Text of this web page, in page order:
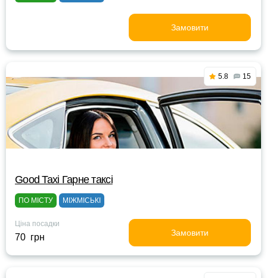
Замовити
5.8 15
Good Taxi Гарне таксi
ПО МІСТУ МІЖМІСЬКІ
Ціна посадки
70 грн Замовити